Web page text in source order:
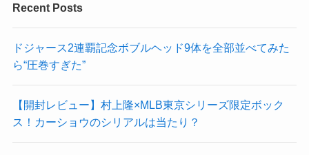
Recent Posts
ドジャース2連覇記念ボブルヘッド9体を全部並べてみた
ら“圧巻すぎた”
【開封レビュー】村上隆×MLB東京シリーズ限定ボック
ス！カーショウのシリアルは当たり？